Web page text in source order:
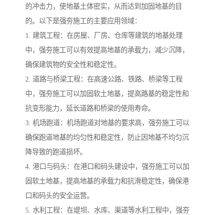
的冲击力，使地基土体密实，从而达到加固地基的目
的。以下是强夯施工的主要应用领域：
1. 建筑工程：在房屋、厂房、仓库等建筑的地基处理
中，强夯施工可以有效提高地基的承载力，减少沉降，
确保建筑物的安全性和稳定性。
2. 道路与桥梁工程：在高速公路、铁路、桥梁等工程
中，强夯施工可以加固软土地基，提高路基的稳定性和
抗变形能力，延长道路和桥梁的使用寿命。
3. 机场跑道：机场跑道对地基的要求高，强夯施工可以
确保跑道地基的均匀性和稳定性，防止因地基不均匀沉
降导致的跑道损坏。
4. 港口与码头：在港口和码头建设中，强夯施工可以加
固软土地基，提高地基的承载力和抗滑稳定性，确保港
口和码头的安全运营。
5. 水利工程：在堤坝、水库、渠道等水利工程中，强夯